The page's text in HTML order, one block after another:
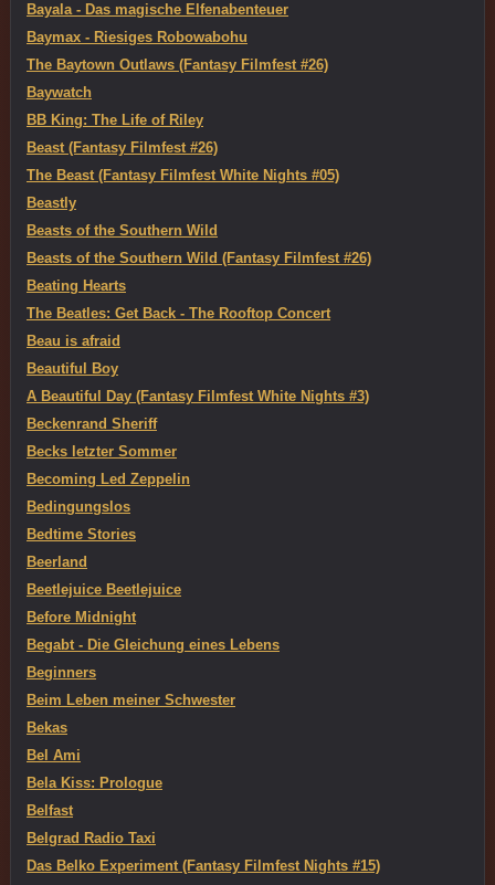
Bayala - Das magische Elfenabenteuer
Baymax - Riesiges Robowabohu
The Baytown Outlaws (Fantasy Filmfest #26)
Baywatch
BB King: The Life of Riley
Beast (Fantasy Filmfest #26)
The Beast (Fantasy Filmfest White Nights #05)
Beastly
Beasts of the Southern Wild
Beasts of the Southern Wild (Fantasy Filmfest #26)
Beating Hearts
The Beatles: Get Back - The Rooftop Concert
Beau is afraid
Beautiful Boy
A Beautiful Day (Fantasy Filmfest White Nights #3)
Beckenrand Sheriff
Becks letzter Sommer
Becoming Led Zeppelin
Bedingungslos
Bedtime Stories
Beerland
Beetlejuice Beetlejuice
Before Midnight
Begabt - Die Gleichung eines Lebens
Beginners
Beim Leben meiner Schwester
Bekas
Bel Ami
Bela Kiss: Prologue
Belfast
Belgrad Radio Taxi
Das Belko Experiment (Fantasy Filmfest Nights #15)